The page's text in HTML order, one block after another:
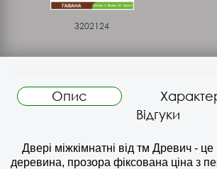
3202124
Опис
Відгуки
Двері міжкімнатні від тм Древич -
деревина, прозора фіксована ціна з